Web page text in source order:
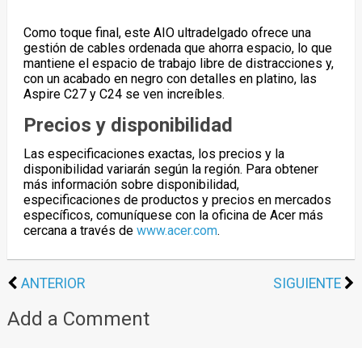
Como toque final, este AIO ultradelgado ofrece una
gestión de cables ordenada que ahorra espacio, lo que
mantiene el espacio de trabajo libre de distracciones y,
con un acabado en negro con detalles en platino, las
Aspire C27 y C24 se ven increíbles.
Precios y disponibilidad
Las especificaciones exactas, los precios y la
disponibilidad variarán según la región. Para obtener
más información sobre disponibilidad,
especificaciones de productos y precios en mercados
específicos, comuníquese con la oficina de Acer más
cercana a través de www.acer.com.
ANTERIOR SIGUIENTE
Add a Comment